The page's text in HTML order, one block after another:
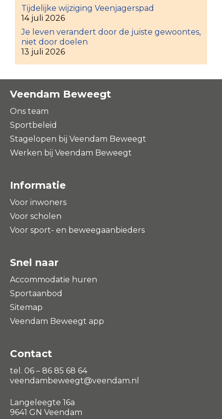
Tijdelijke wijziging Veenjagerspad
14 juli 2026
Je leven verandert door de juiste gewoontes,
niet door doelen
13 juli 2026
Veendam Beweegt
Ons team
Sportbeleid
Stagelopen bij Veendam Beweegt
Werken bij Veendam Beweegt
Informatie
Voor inwoners
Voor scholen
Voor sport- en beweegaanbieders
Snel naar
Accommodatie huren
Sportaanbod
Sitemap
Veendam Beweegt app
Contact
tel. 06 – 86 85 68 64
veendambeweegt@veendam.nl
Langeleegte 16a
9641 GN Veendam